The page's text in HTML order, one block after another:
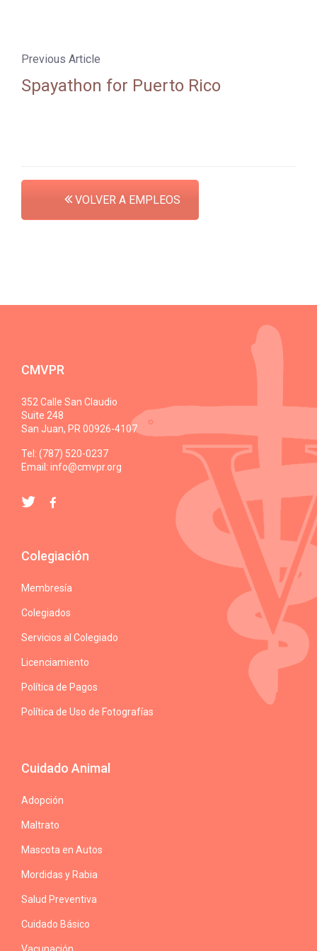
Previous Article
Spayathon for Puerto Rico
VOLVER A EMPLEOS
CMVPR
352 Calle San Claudio
Suite 248
San Juan, PR 00926-4107
Tel: (787) 520-0237
Email: info@cmvpr.org
Colegiación
Membresía
Colegiados
Servicios al Colegiado
Licenciamiento
Política de Pagos
Política de Uso de Fotografías
Cuidado Animal
Adopción
Maltrato
Mascota en Autos
Mordidas y Rabia
Salud Preventiva
Cuidado Básico